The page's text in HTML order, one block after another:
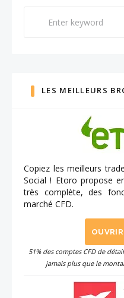
LES MEILLEURS
Copiez les meilleurs
Social ! Etoro propose
très complète, des
marché CFD.
51% des comptes CFD de
jamais plus que le